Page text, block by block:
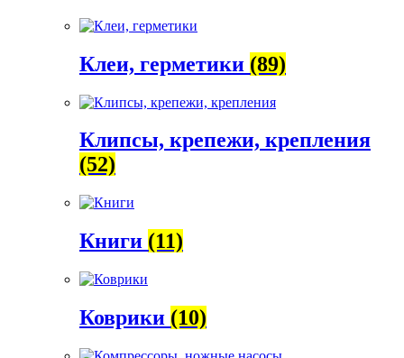
Клеи, герметики (89)
Клипсы, крепежи, крепления
(52)
Книги (11)
Коврики (10)